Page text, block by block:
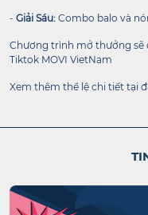
- Giải Sáu: Combo balo và
Chương trình mở thưởng sẽ
Tiktok MOVI VietNam
Xem thêm thể lệ chi tiết tại